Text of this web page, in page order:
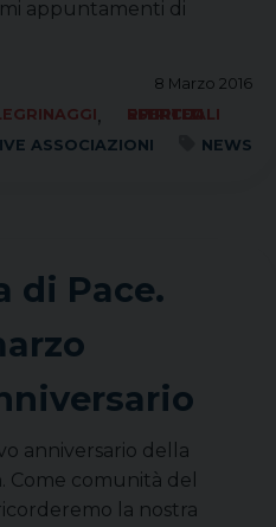
appuntamenti di
8 Marzo 2016
,
RITIRI ED ESERCIZI SPIRITUALI
ASSOCIAZIONI
NEWS
di Pace.
anniversario della
Come comunità del
la nostra